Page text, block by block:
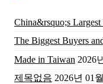
China&rsquo;s
The Biggest Buyers
Made in Taiwan 2026
제목없음 2026년 01